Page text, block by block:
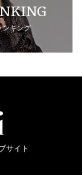
ンキング
サイト